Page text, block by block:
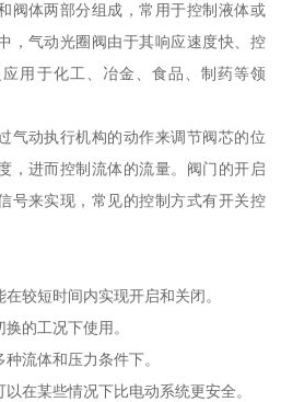
阀体两部分组成，常用于控制液体或
，气动光圈阀由于其响应速度快、控
用于化工、冶金、食品、制药等领
气动执行机构的动作来调节阀芯的位
，进而控制流体的流量。阀门的开启
号来实现，常见的控制方式有开关控
较短时间内实现开启和关闭。
的工况下使用。
流体和压力条件下。
在某些情况下比电动系统更安全。